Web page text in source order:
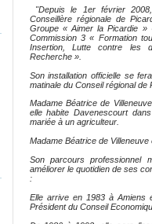
"Depuis le 1er février
Conseillère régionale de
Groupe « Aimer la Picardie »
Commission 3 « Formation
Insertion, Lutte contre les
Recherche ».
Son installation officielle se
matinale du Conseil régional de
Madame Béatrice de
elle habite Davenescourt
mariée à un agriculteur.
Madame Béatrice de
Son parcours professionnel
améliorer le quotidien de ses
:
Elle arrive en 1983 à Amiens
Président du Conseil